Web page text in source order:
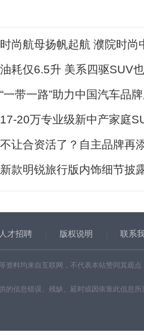
时尚航母扬帆起航 濮院时尚
油耗仅6.5升 美系四驱SUV
“一带一路”助力中国汽车品
17-20万专业级新中产家庭
不让合资活了？自主品牌再
新款明锐旅行版内饰细节披
人才招聘 版权说明 联系
资料均来自互联网，不代表本站赞同其观
的信息错误、残缺、延时或因依靠此信息